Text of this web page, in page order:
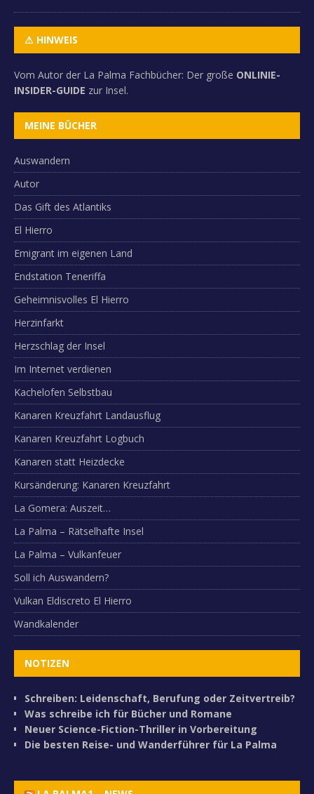
⚠ HINWEIS
Vom Autor der La Palma Fachbücher: Der große ONLINIE-
INSIDER-GUIDE zur Insel.
MEINE BÜCHER
Auswandern
Autor
Das Gift des Atlantiks
El Hierro
Emigrant im eigenen Land
Endstation Teneriffa
Geheimnisvolles El Hierro
Herzinfarkt
Herzschlag der Insel
Im Internet verdienen
Kachelofen Selbstbau
Kanaren Kreuzfahrt Landausflug
Kanaren Kreuzfahrt Logbuch
Kanaren statt Heizdecke
Kursänderung: Kanaren Kreuzfahrt
La Gomera: Auszeit…
La Palma – Rätselhafte Insel
La Palma – Vulkanfeuer
Soll ich Auswandern?
Vulkan Eldiscreto El Hierro
Wandkalender
NOTIZEN
Schreiben: Leidenschaft, Berufung oder Zeitvertreib?
Was schreibe ich für Bücher und Romane
Neuer Science-Fiction-Thriller in Vorbereitung
Die besten Reise- und Wanderführer für La Palma